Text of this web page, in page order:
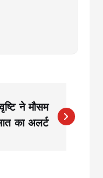
ने मौसम
का अलर्ट